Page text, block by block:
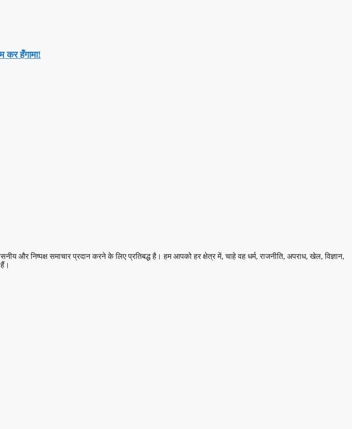
कर हँगामा!
और निष्पक्ष समाचार प्रदान करने के लिए प्रतिबद्ध है। हम आपको हर क्षेत्र में, चाहे वह धर्म, राजनीति, अपराध, खेल, विज्ञान,